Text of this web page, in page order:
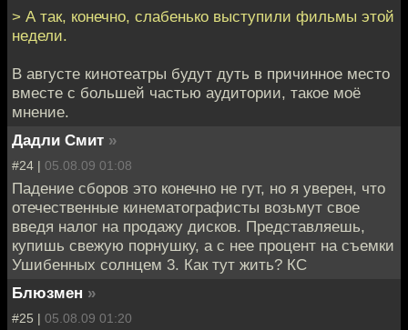
> А так, конечно, слабенько выступили фильмы этой
недели.
В августе кинотеатры будут дуть в причинное место
вместе с большей частью аудитории, такое моё
мнение.
Дадли Смит »
#24 | 05.08.09 01:08
Падение сборов это конечно не гут, но я уверен, что
отечественные кинематографисты возьмут свое
введя налог на продажу дисков. Представляешь,
купишь свежую порнушку, а с нее процент на съемки
Ушибенных солнцем 3. Как тут жить? КС
Блюзмен »
#25 | 05.08.09 01:20